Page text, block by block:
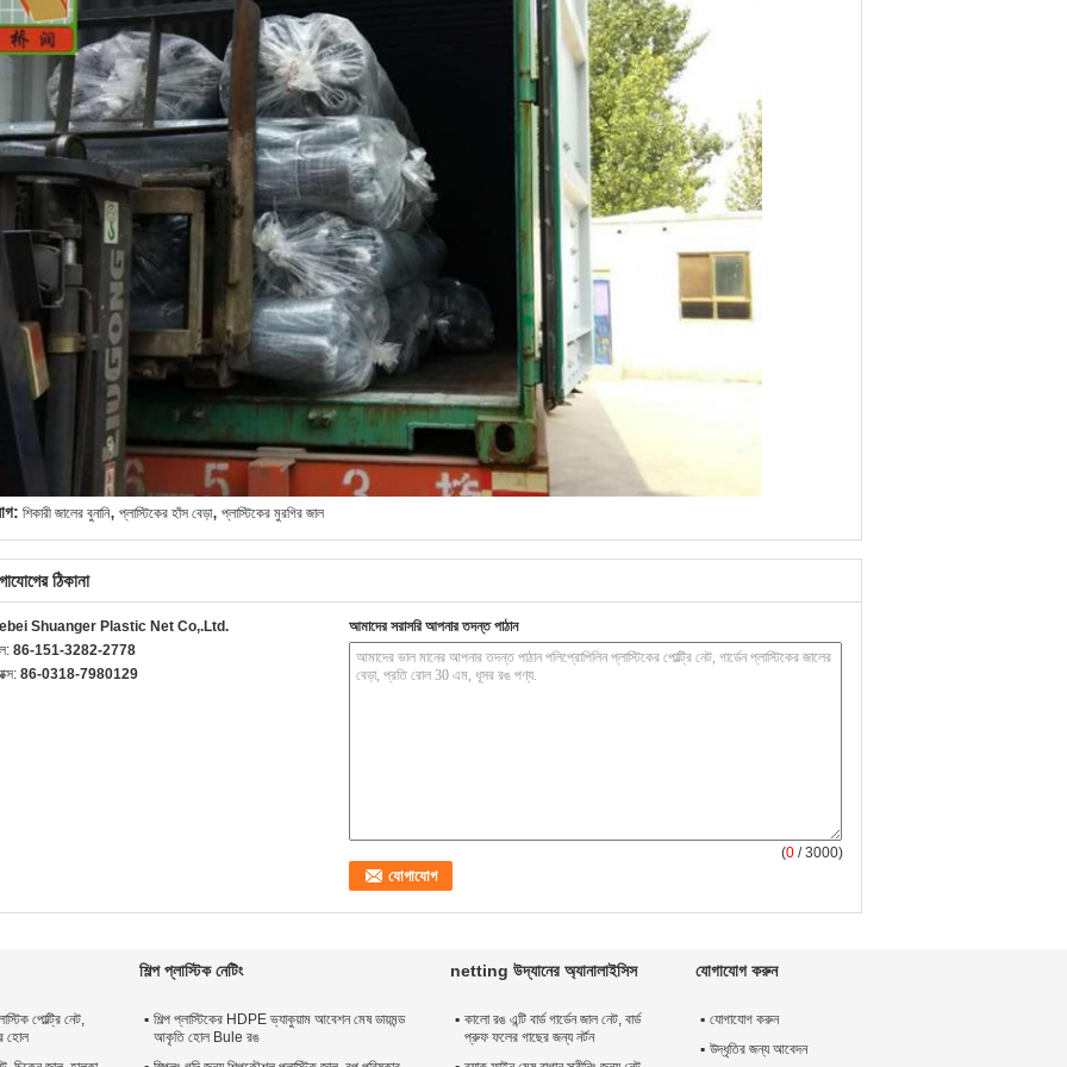
শিকারী জালের বুনানি, প্লাস্টিকের হাঁস বেড়া, প্লাস্টিকের মুরগির জাল
ঠিকানা
Shuanger Plastic Net Co,.Ltd.
86-151-3282-2778
86-0318-7980129
আমাদের সরাসরি আপনার তদন্ত পাঠান
(0 / 3000)
পোল্ট্রি নেট,
হোল
শিল্প প্লাস্টিক নেটিং
শিল্প প্লাস্টিকের HDPE ভ্যাকুয়াম আবেশন মেষ ডায়মন্ড
আকৃতি হোল Bule রঙ
netting উদ্যানের অ্যানালাইসিস
কালো রঙ এন্টি বার্ড গার্ডেন জাল নেট, বার্ড
প্রুফ ফলের গাছের জন্য নর্টন
যোগাযোগ করুন
যোগাযোগ করুন
উদ্ধৃতির জন্য আবেদন